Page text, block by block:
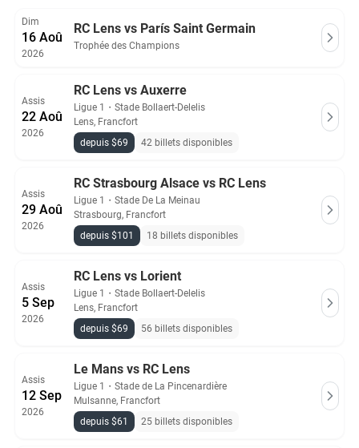
Dim
16 Aoû
2026
RC Lens vs Parí­s Saint Germain­
Trophée des Champions
Assis
22 Aoû
2026
RC Lens vs Auxerre
Ligue 1 ・ Stade Bollaert-Delelis
Lens, Francfort
depuis $69
42 billets disponibles
Assis
29 Aoû
2026
RC Strasbourg Alsace vs RC Lens
Ligue 1 ・ Stade De La Meinau
Strasbourg, Francfort
depuis $101
18 billets disponibles
Assis
5 Sep
2026
RC Lens vs Lorient
Ligue 1 ・ Stade Bollaert-Delelis
Lens, Francfort
depuis $69
56 billets disponibles
Assis
12 Sep
2026
Le Mans vs RC Lens
Ligue 1 ・ Stade de La Pincenardière
Mulsanne, Francfort
depuis $61
25 billets disponibles